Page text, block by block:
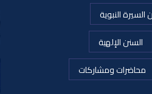
السيرة النبوية
السنن الإلهية
محاضرات ومشاركات